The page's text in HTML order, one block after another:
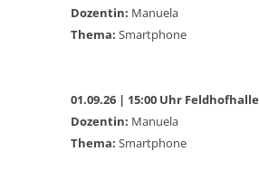
Dozentin: Manuela
Thema: Smartphone
01.09.26 | 15:00 Uhr Feldhofhalle
Dozentin: Manuela
Thema: Smartphone